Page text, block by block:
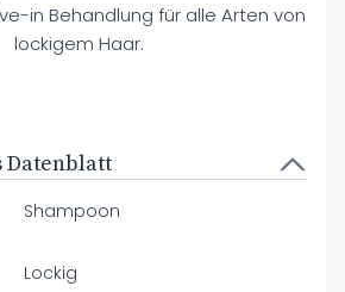
in Behandlung für alle Arten von
lockigem Haar.
Datenblatt
Shampoon
Lockig